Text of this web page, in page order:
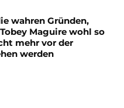
wahren Gründen,
Maguire wohl so
mehr vor der
werden